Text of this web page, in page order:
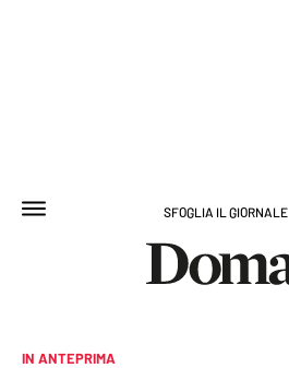
SFOGLIA IL GIORNALE
IN ANTEPRIMA